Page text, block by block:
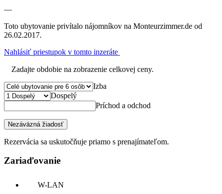
—
Toto ubytovanie privítalo nájomníkov na Monteurzimmer.de od
26.02.2017.
Nahlásiť priestupok v tomto inzeráte
Zadajte obdobie na zobrazenie celkovej ceny.
Izba
Dospelý
Príchod a odchod
Nezáväzná žiadosť
Rezervácia sa uskutočňuje priamo s prenajímateľom.
Zariaďovanie
W-LAN